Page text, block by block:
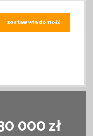
zostaw wiadomość
000 zł